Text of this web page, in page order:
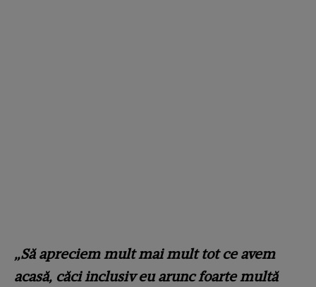
„Să apreciem mult mai mult tot ce avem
acasă, căci inclusiv eu arunc foarte multă